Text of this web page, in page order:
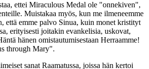
ettei Miraculous Medal ole "onnekiven",
Muistakaa myös, kun me ilmeneemme
että emme palvo Sinua, kuin monet kristityt
erityisesti joitakin evankelisia, uskovat,
hänen omistautumisestaan Herraamme!
through Mary".
sanat Raamatussa, joissa hän kertoi